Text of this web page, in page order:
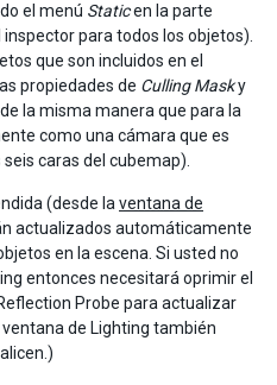
el menú Staticen la parte
para todos los objetos).
que son incluidos en el
propiedades de Culling Masky
la misma manera que para la
como una cámara que es
caras del cubemap).
(desde la ventana de
actualizados automáticamente
en la escena. Si usted no
entonces necesitará oprimir el
Probe para actualizar
de Lighting también